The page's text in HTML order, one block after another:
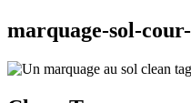
marquage-sol-